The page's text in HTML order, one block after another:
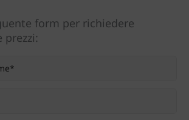
form per richiedere